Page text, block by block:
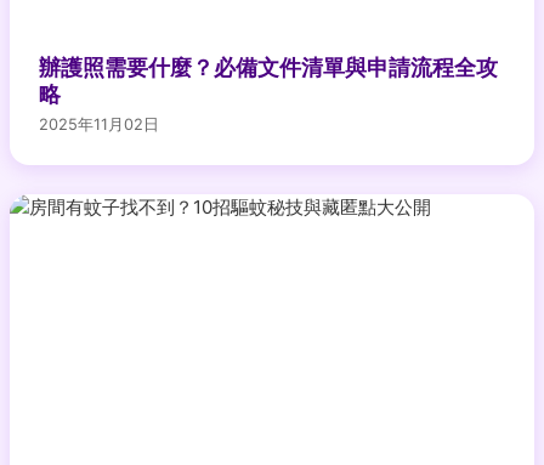
辦護照需要什麼？必備文件清單與申請流程全攻
略
2025年11月02日